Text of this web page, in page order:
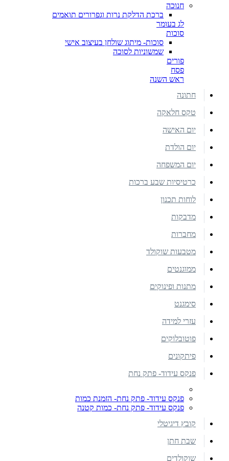
חנוכה
ברכת הדלקת נרות וגפרורים תואמים
לג בעומר
סוכות
סוכות- מיתוג שולחן בעיצוב אישי
שמשוניות לסוכה
פורים
פסח
ראש השנה
חתונה
טקס חלאקה
יום האישה
יום הולדת
יום המשפחה
כרטיסיות שבע ברכות
לוחות תכנון
מדבקות
מחברות
מטבעות שוקולד
ממוגנטים
מתנות ופינוקים
סימגנט
עזרי למידה
פוטובלוקים
פיתקונים
פנקס עידוד- פתק נחת
פנקס עידוד- פתק נחת- הזמנת כמות
פנקס עידוד- פתק נחת- כמות קטנה
קובץ דיגיטלי
שבת חתן
שוקולדים